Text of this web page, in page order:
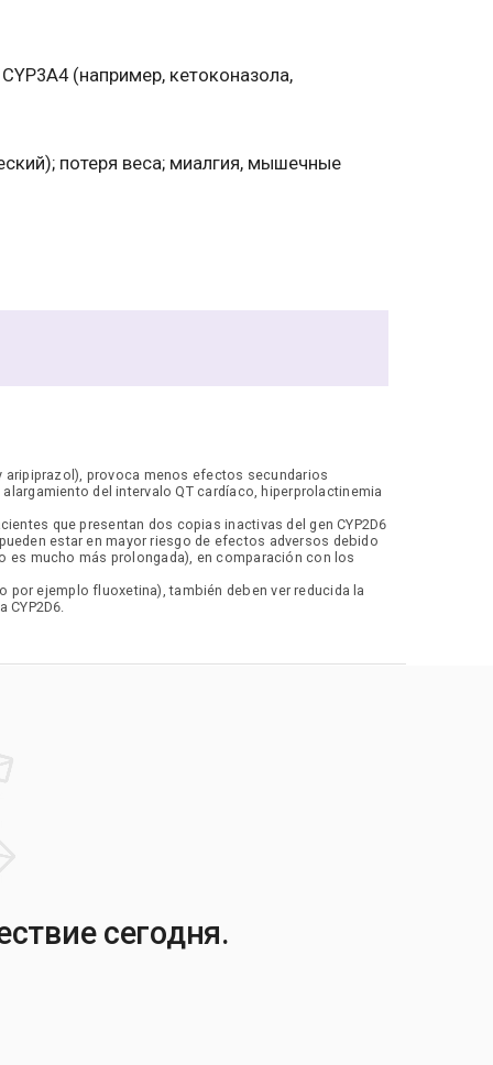
(например, кетоконазола,
потеря веса; миалгия, мышечные
provoca menos efectos secundarios
del intervalo QT cardíaco, hiperprolactinemia
que presentan dos copias inactivas del gen CYP2D6
estar en mayor riesgo de efectos adversos debido
es mucho más prolongada), en comparación con los
ejemplo fluoxetina), también deben ver reducida la
сегодня.